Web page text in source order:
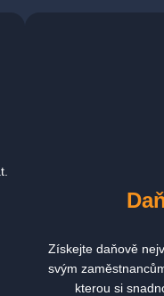
Získejte daňově
svým
kterou si